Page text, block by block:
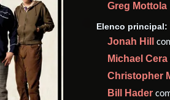
Greg Mottola
Elenco principal:
Jonah Hill
Michael Cera
Christopher
Bill Hader